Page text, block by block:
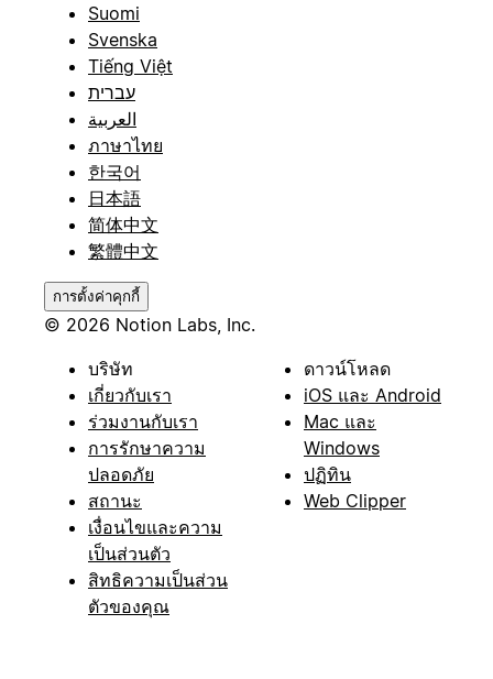
Suomi
Svenska
Tiếng Việt
עברית
العربية
ภาษาไทย
한국어
日本語
简体中文
繁體中文
การตั้งค่าคุกกี้
© 2026 Notion Labs, Inc.
บริษัท
เกี่ยวกับเรา
ร่วมงานกับเรา
การรักษาความ
ปลอดภัย
สถานะ
เงื่อนไขและความ
เป็นส่วนตัว
สิทธิความเป็นส่วน
ตัวของคุณ
ดาวน์โหลด
iOS และ Android
Mac และ
Windows
ปฏิทิน
Web Clipper